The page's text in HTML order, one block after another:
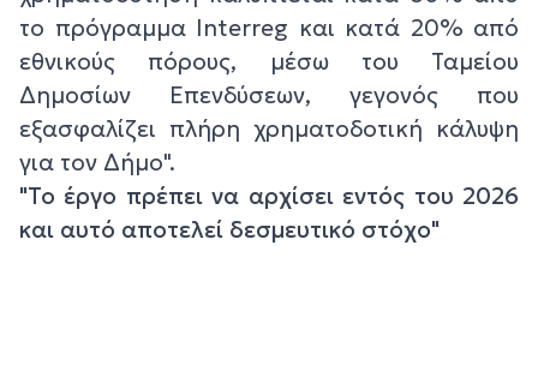
το πρόγραμμα Interreg και κατά 20% από
εθνικούς πόρους, μέσω του Ταμείου
Δημοσίων Επενδύσεων, γεγονός που
εξασφαλίζει πλήρη χρηματοδοτική κάλυψη
για τον Δήμο".
"Το έργο πρέπει να αρχίσει εντός του 2026
και αυτό αποτελεί δεσμευτικό στόχο"